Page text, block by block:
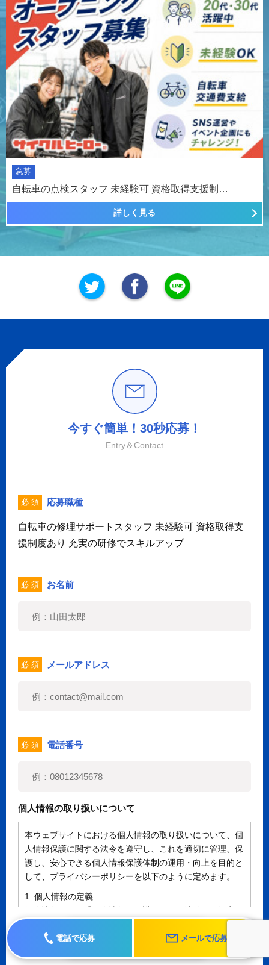
急募
自転車の点検スタッフ 未経験可 資格取得支援制…
詳しく見る
今すぐ簡単！30秒応募！
Entry＆Contact
必 須 応募職種
自転車の修理サポートスタッフ 未経験可 資格取得支
援制度あり 充実の研修でスキルアップ
必 須 お名前
必 須 メールアドレス
必 須 電話番号
個人情報の取り扱いについて
本ウェブサイトにおける個人情報の取り扱いについて、個
人情報保護に関する法令を遵守し、これを適切に管理、保
護し、安心できる個人情報保護体制の運用・向上を目的と
して、プライバシーポリシーを以下のように定めます。
1. 個人情報の定義
個人情報とは、「個人情報の保護に関する法律」に規定さ
れる生存する個人に関する情報であって、氏名、生年月日
その他の記述等により特定の個人を識別することができる
同意して送信する
電話で応募 メールで応募